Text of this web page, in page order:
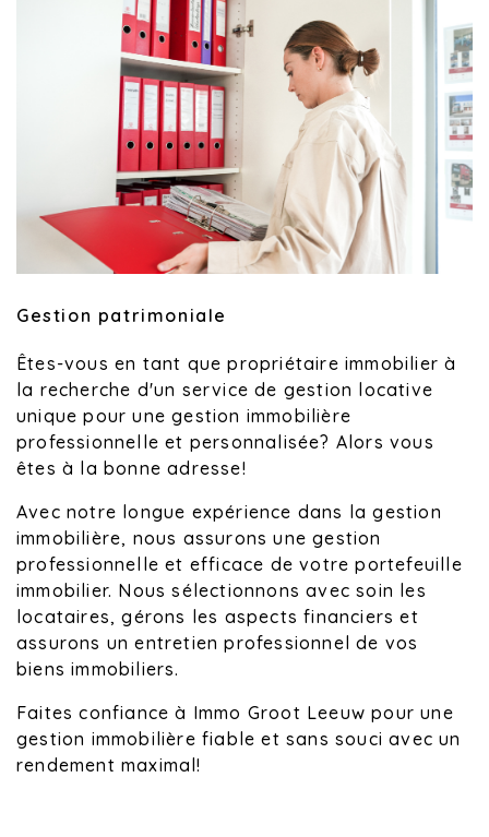
Gestion patrimoniale
Êtes-vous en tant que propriétaire immobilier à
la recherche d'un service de gestion locative
unique pour une gestion immobilière
professionnelle et personnalisée? Alors vous
êtes à la bonne adresse!
Avec notre longue expérience dans la gestion
immobilière, nous assurons une gestion
professionnelle et efficace de votre portefeuille
immobilier. Nous sélectionnons avec soin les
locataires, gérons les aspects financiers et
assurons un entretien professionnel de vos
biens immobiliers.
Faites confiance à Immo Groot Leeuw pour une
gestion immobilière fiable et sans souci avec un
rendement maximal!